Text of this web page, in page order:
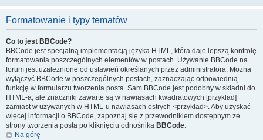
Formatowanie i typy tematów
Co to jest BBCode?
BBCode jest specjalną implementacją języka HTML, która daje lepszą kontrolę
formatowania poszczególnych elementów w postach. Używanie BBCode na
forum jest uzależnione od ustawień określanych przez administratora. Można
wyłączyć BBCode w poszczególnych postach, zaznaczając odpowiednią
funkcję w formularzu tworzenia posta. Sam BBCode jest podobny w składni do
HTML-a, ale znaczniki zawarte są w nawiasach kwadratowych [przykład]
zamiast w używanych w HTML-u nawiasach ostrych <przykład>. Aby uzyskać
więcej informacji o BBCode, zapoznaj się z przewodnikiem dostępnym ze
strony tworzenia posta po kliknięciu odnośnika BBCode.
Na górę